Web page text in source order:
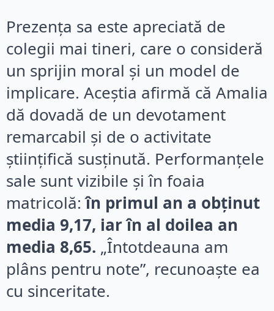
Prezența sa este apreciată de
colegii mai tineri, care o consideră
un sprijin moral și un model de
implicare. Aceștia afirmă că Amalia
dă dovadă de un devotament
remarcabil și de o activitate
științifică susținută. Performanțele
sale sunt vizibile și în foaia
matricolă:în primul an a obținut
media 9,17, iar în al doilea an
media 8,65. „Întotdeauna am
plâns pentru note”, recunoaște ea
cu sinceritate.